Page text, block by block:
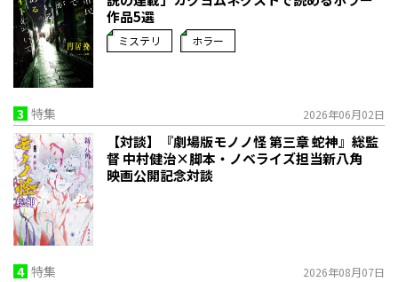
作品5選
ミステリ ホラー
3 特集 2026年06月02日
【対談】『劇場版モノノ怪 第三章 蛇神』総監
督 中村健治×脚本・ノベライズ担当新八角
映画公開記念対談
4 特集 2026年08月07日